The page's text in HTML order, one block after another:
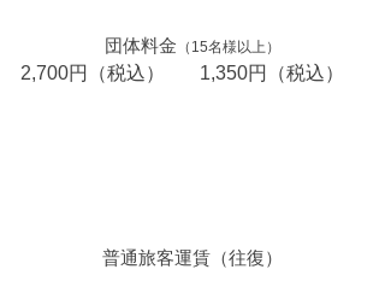
団体料金 （15名様以上）
2,700円（税込） 1,350円（税込）
普通旅客運賃（往復）